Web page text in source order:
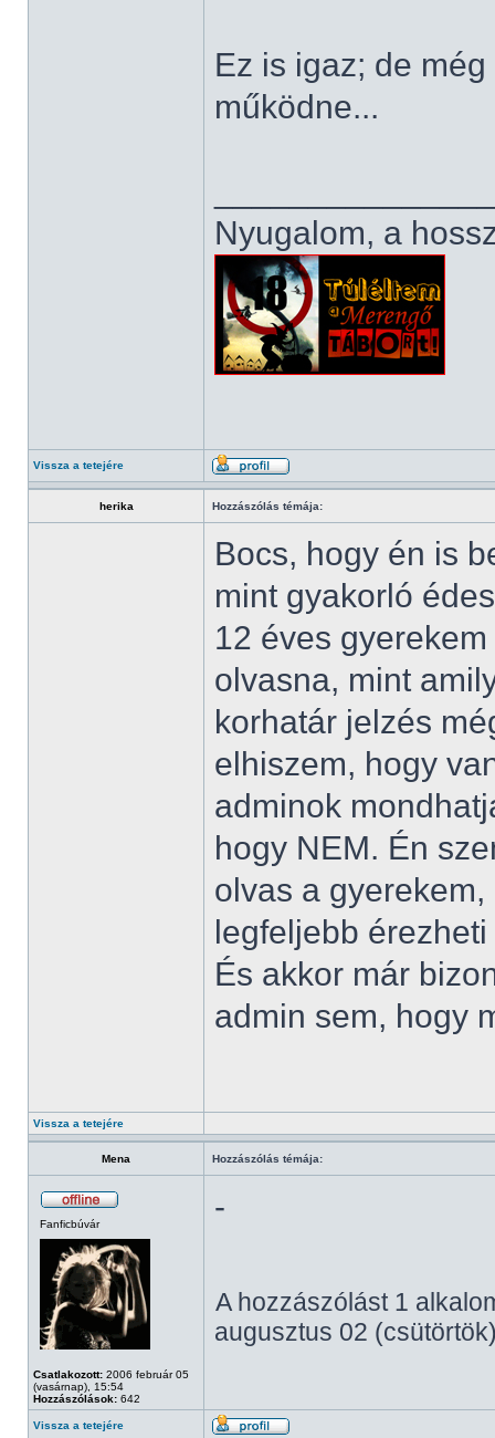
Ez is igaz; de
működne...
Nyugalom, a
Vissza a tetejére
herika Hozzászólás témája:
Bocs, hogy én is
mint gyakorló
12 éves
olvasna, mint
korhatár jelzés
elhiszem, hogy
adminok
hogy NEM. Én
olvas a
legfeljebb
És akkor már
admin sem, hogy
Vissza a tetejére
Mena Hozzászólás témája:
Fanficbúvár
Csatlakozott: 2006 február 05
(vasárnap), 15:54
Hozzászólások: 642
-
A hozzászólást 1
augusztus 02
Vissza a tetejére